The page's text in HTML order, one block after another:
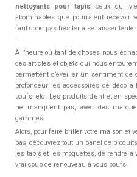
nettoyants pour tapis, ceux qui
abominables que pourraient recevoir
faut donc pas hésiter à se laisser
!
À l’heure où tant de choses nous
des articles et objets qui nous
permettent d’éveiller un sentiment
profondeur les accessoires de déco
poufs, etc. Les produits d’entretien
ne manquent pas, avec des
gammes
Alors, pour faire briller votre maison et
pas, découvrez tout un panel de
les tapis et les moquettes, de rendre
vrai coup de renouveau à vous poufs.